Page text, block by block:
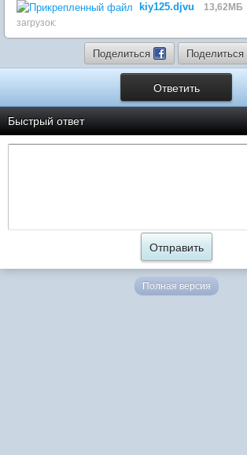
kiy125.djvu 13,62МБ
загрузок:
Поделиться Поделиться
Ответить
Быстрый ответ
Полная версия